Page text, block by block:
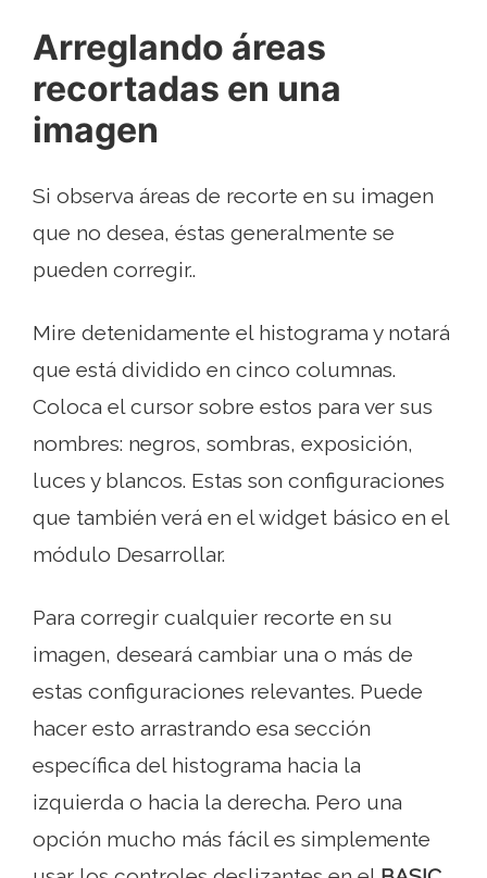
Arreglando áreas
recortadas en una
imagen
Si observa áreas de recorte en su imagen
que no desea, éstas generalmente se
pueden corregir..
Mire detenidamente el histograma y notará
que está dividido en cinco columnas.
Coloca el cursor sobre estos para ver sus
nombres: negros, sombras, exposición,
luces y blancos. Estas son configuraciones
que también verá en el widget básico en el
módulo Desarrollar.
Para corregir cualquier recorte en su
imagen, deseará cambiar una o más de
estas configuraciones relevantes. Puede
hacer esto arrastrando esa sección
específica del histograma hacia la
izquierda o hacia la derecha. Pero una
opción mucho más fácil es simplemente